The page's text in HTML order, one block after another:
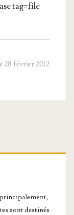
tag=file
28 février 2012
sont destinés